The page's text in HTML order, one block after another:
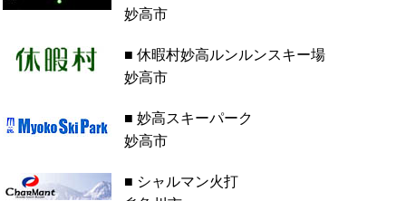
妙高市
■ 休暇村妙高ルンルンスキー場
妙高市
■ 妙高スキーパーク
妙高市
■ シャルマン火打